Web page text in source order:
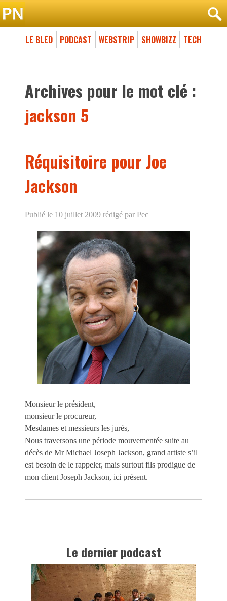
LE BLED PODCAST WEBSTRIP SHOWBIZZ TECH
Archives pour le mot clé :
jackson 5
Réquisitoire pour Joe
Jackson
Publié le 10 juillet 2009 rédigé par Pec
Monsieur le président,
monsieur le procureur,
Mesdames et messieurs les jurés,
Nous traversons une période mouvementée suite au
décès de Mr Michael Joseph Jackson, grand artiste s’il
est besoin de le rappeler, mais surtout fils prodigue de
mon client Joseph Jackson, ici présent.
Le dernier podcast